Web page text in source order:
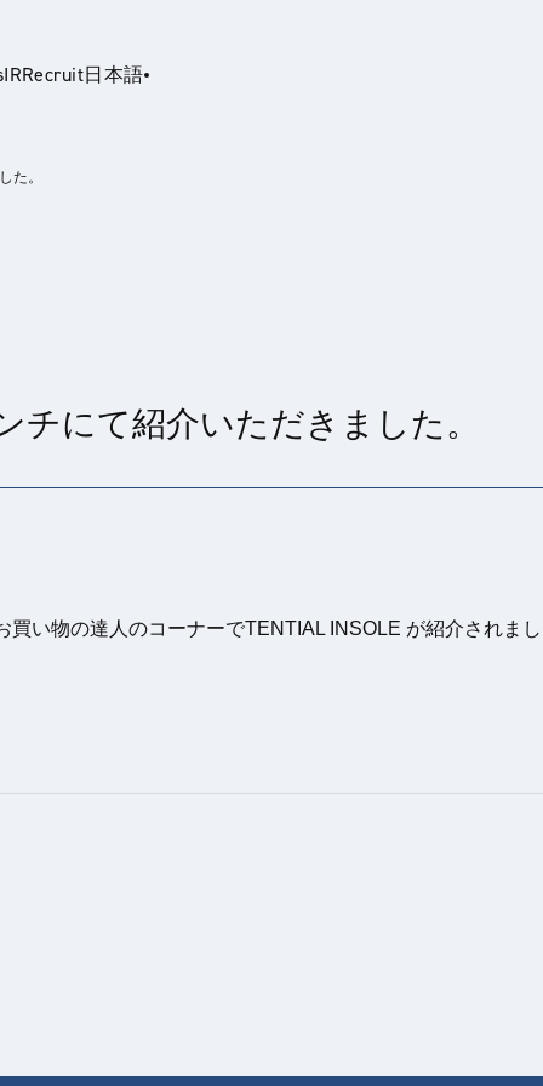
IRRecruit日本語
た。
チにて紹介いただきました。
い物の達人のコーナーでTENTIAL INSOLE が紹介されま